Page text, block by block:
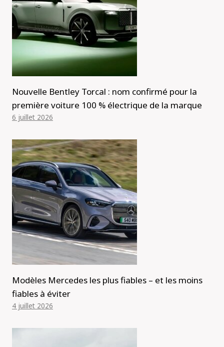
Nouvelle Bentley Torcal : nom confirmé pour la
première voiture 100 % électrique de la marque
6 juillet 2026
Modèles Mercedes les plus fiables – et les moins
fiables à éviter
4 juillet 2026